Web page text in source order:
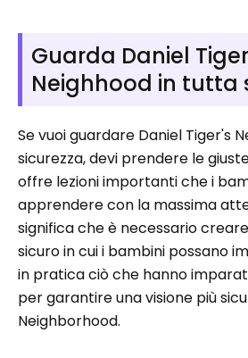
Guarda Daniel
Neighhood in tutta
Se vuoi guardare Daniel Tiger's
sicurezza, devi prendere le
offre lezioni importanti che i
apprendere con la massima
significa che è necessario
sicuro in cui i bambini possano
in pratica ciò che hanno
per garantire una visione più
Neighborhood.